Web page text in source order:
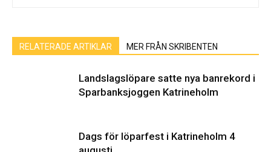
RELATERADE ARTIKLAR MER FRÅN SKRIBENTEN
Landslagslöpare satte nya banrekord i
Sparbanksjoggen Katrineholm
Dags för löparfest i Katrineholm 4